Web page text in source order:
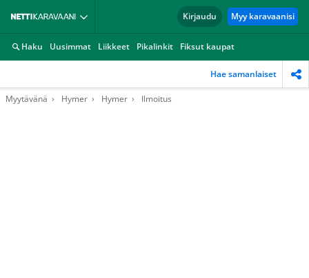
Kirjaudu Myy karavaanisi
Haku Uusimmat Liikkeet Pikalinkit Fiksut kaupat
Hae samanlaiset
Myytävänä Hymer Hymer Ilmoitus